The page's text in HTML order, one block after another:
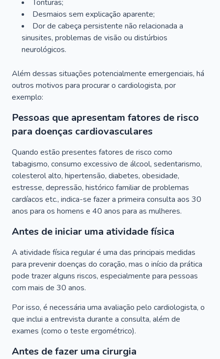
Tonturas;
Desmaios sem explicação aparente;
Dor de cabeça persistente não relacionada a
sinusites, problemas de visão ou distúrbios
neurológicos.
Além dessas situações potencialmente emergenciais, há
outros motivos para procurar o cardiologista, por
exemplo:
Pessoas que apresentam fatores de risco
para doenças cardiovasculares
Quando estão presentes fatores de risco como
tabagismo, consumo excessivo de álcool, sedentarismo,
colesterol alto, hipertensão, diabetes, obesidade,
estresse, depressão, histórico familiar de problemas
cardíacos etc., indica-se fazer a primeira consulta aos 30
anos para os homens e 40 anos para as mulheres.
Antes de iniciar uma atividade física
A atividade física regular é uma das principais medidas
para prevenir doenças do coração, mas o início da prática
pode trazer alguns riscos, especialmente para pessoas
com mais de 30 anos.
Por isso, é necessária uma avaliação pelo cardiologista, o
que inclui a entrevista durante a consulta, além de
exames (como o teste ergométrico).
Antes de fazer uma cirurgia